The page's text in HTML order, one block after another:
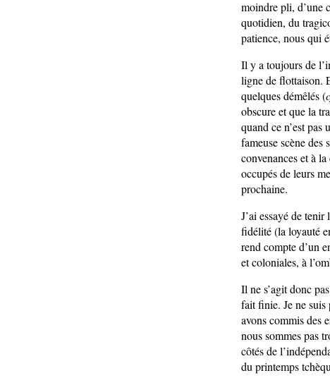
moindre pli, d’une
quotidien, du
patience, nous qui
Il y a toujours de
ligne de flottaison.
quelques démêlés (
obscure et que la
quand ce n’est pas
fameuse scène des
convenances et à
occupés de leurs
prochaine.
J’ai essayé de
fidélité (la loyauté
rend compte d’un
et coloniales, à
Il ne s’agit donc
fait finie. Je ne suis
avons commis des
nous sommes pas
côtés de
du printemps